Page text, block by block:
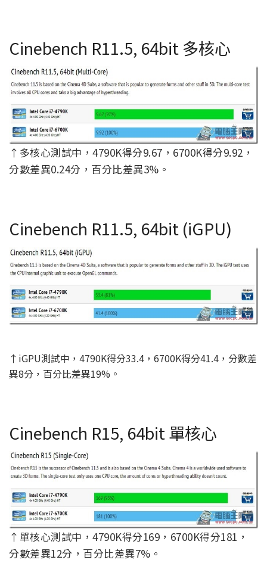
Cinebench R11.5, 64bit 多核心
↑多核心測試中，4790K得分9.67，6700K得分9.92，
分數差異0.24分，百分比差異3%。
Cinebench R11.5, 64bit (iGPU)
↑iGPU測試中，4790K得分33.4，6700K得分41.4，分數差
異8分，百分比差異19%。
Cinebench R15, 64bit 單核心
↑單核心測試中，4790K得分169，6700K得分181，
分數差異12分，百分比差異7%。